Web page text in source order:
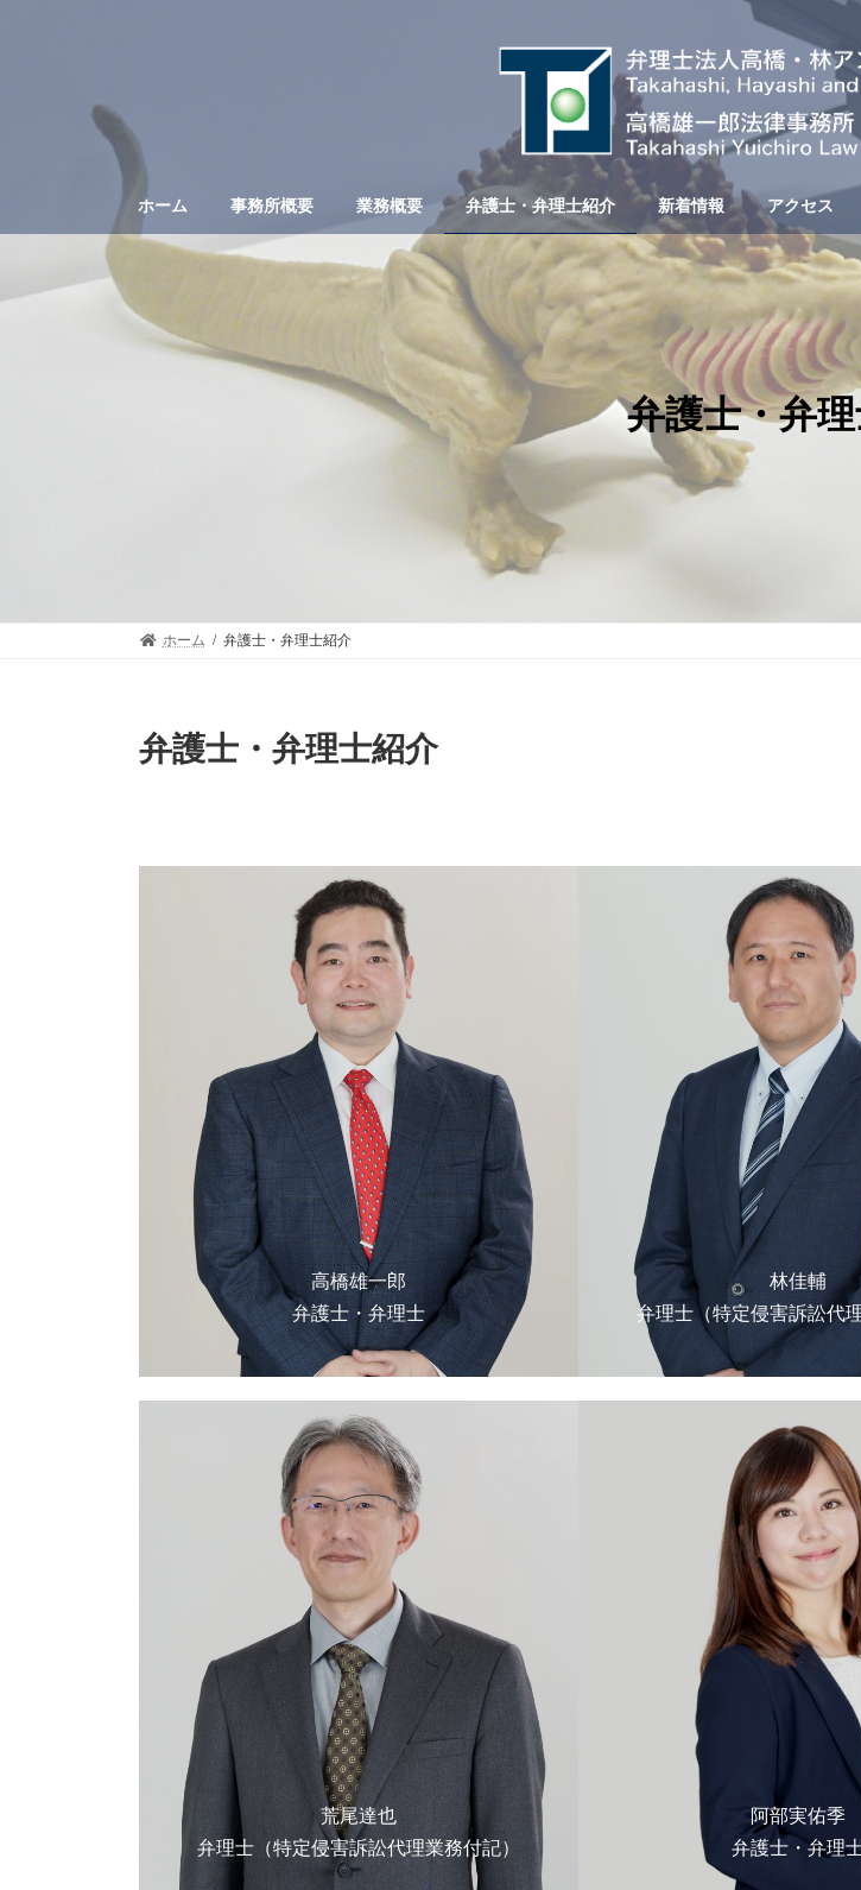
プ
動
ホーム 事務所概要 業務概要 弁護士・弁理士紹介 新着情報 アクセス
弁護士・弁
ホーム 弁護士・弁理士紹介
弁護士・弁理士紹介
高橋雄一郎
弁護士・弁理士
林佳輔
弁理士（特定侵害訴訟代
荒尾達也
弁理士（特定侵害訴訟代理業務付記）
阿部実佑季
弁護士・弁理